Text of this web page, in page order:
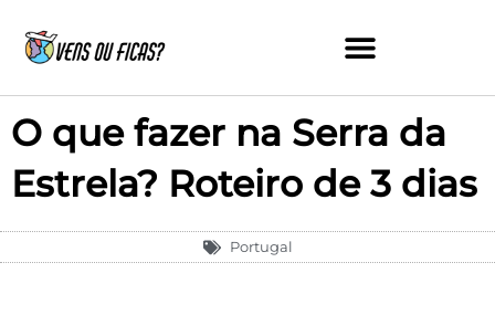
content
O que fazer na Serra da
Estrela? Roteiro de 3 dias
Portugal